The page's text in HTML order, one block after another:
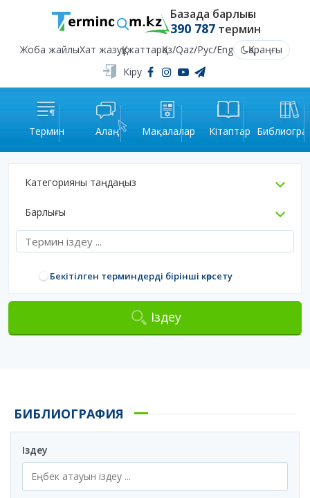
Базада барлығы
390 787термин
Жоба жайлыХат жазуҚұжаттарҚаз/Qaz/Рус/Eng
Қараңғы
Кіру
Термин Алаң Мақалалар Кітаптар
Категорияны таңдаңыз
Барлығы
Бекітілген терминдерді бірінші көрсету
Іздеу
БИБЛИОГРАФИЯ
Іздеу